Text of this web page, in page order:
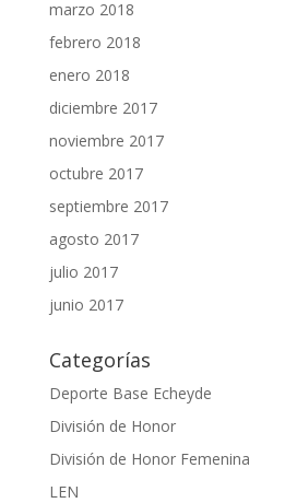
marzo 2018
febrero 2018
enero 2018
diciembre 2017
noviembre 2017
octubre 2017
septiembre 2017
agosto 2017
julio 2017
junio 2017
Categorías
Deporte Base Echeyde
División de Honor
División de Honor Femenina
LEN